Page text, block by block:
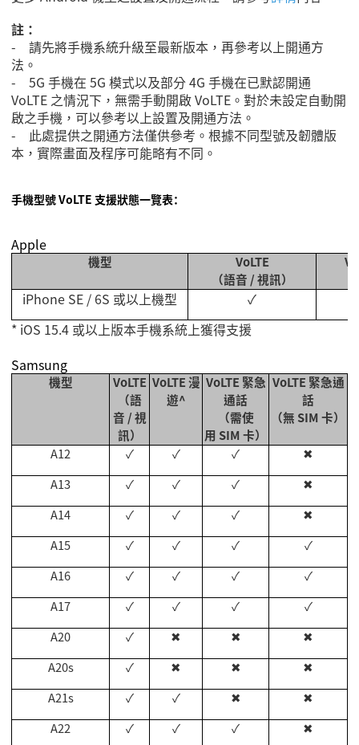
註：
- 請先將手機系統升級至最新版本，再參考以上開通方
法。
- 5G 手機在 5G 模式以及部分 4G 手機在已默認開通
VoLTE 之情況下，無需手動開啟 VoLTE。對於未設定自動開
啟之手機，可以參考以上設置及開通方法。
- 此處提供之開通方法僅供參考。根據不同型號及韌體版
本，實際畫面及程序可能略有不同。
手機型號 VoLTE 支援狀態一覽表：
Apple
機型
VoLTE
（語音 /視訊）
iPhone SE / 6S 或以上機型
✓
* iOS 15.4 或以上版本手機系統上獲得支援
Samsung
機型
VoLTE
（語
音 /視
訊）
VoLTE漫
遊^
VoLTE 緊急
通話
（需使
用 SIM卡）
VoLTE 緊急通
話
（無 SIM卡）
A12 ✓ ✓ ✓
✖
A13
✓ ✓ ✓
✖
A14
✓ ✓ ✓
✖
A15
✓ ✓ ✓
✓
A16
✓ ✓ ✓
✓
A17
✓ ✓ ✓
✓
A20
✓ ✖ ✖
✖
A20s
✓ ✖ ✖
✖
A21s
✓ ✓ ✖
✖
A22
✓ ✓ ✓
✖